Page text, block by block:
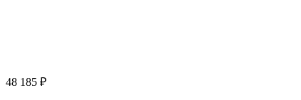
48 185 ₽